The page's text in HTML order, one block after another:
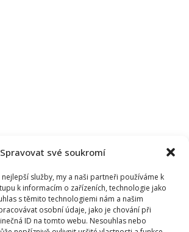
Spravovat své soukromí
služby, my a naši partneři používáme k
k informacím o zařízeních, technologie jako
s těmito technologiemi nám a našim
osobní údaje, jako je chování při
ID na tomto webu. Nesouhlas nebo